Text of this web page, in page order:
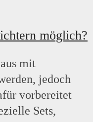
möglich?
mit
jedoch
vorbereitet
Sets,